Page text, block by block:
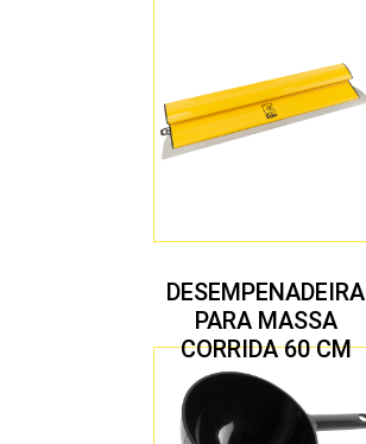
DESEMPENADEIRA
PARA MASSA
CORRIDA 60 CM